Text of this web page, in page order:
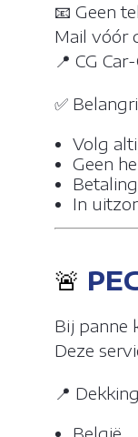
📧 Geen
Mail vóór
📍 CG
✅
Volg
Geen
In
🚨
Bij panne
Deze
📍